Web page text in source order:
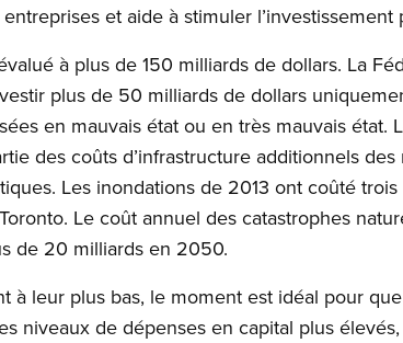
et aide à stimuler l’investissement
à plus de 150 milliards de dollars. La
plus de 50 milliards de dollars
en mauvais état ou en très mauvais état.
des coûts d’infrastructure additionnels des
Les inondations de 2013 ont coûté
Le coût annuel des catastrophes
de 20 milliards en 2050.
à leur plus bas, le moment est idéal pour
niveaux de dépenses en capital plus